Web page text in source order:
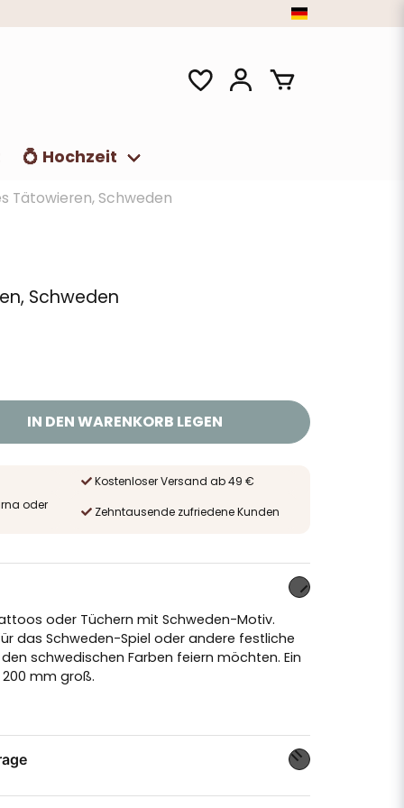
💍 Hochzeit
Tätowieren, Schweden
Schweden
IN DEN WARENKORB LEGEN
Kostenloser Versand ab 49 €
oder
Zehntausende zufriedene Kunden
oder Tüchern mit Schweden-Motiv.
das Schweden-Spiel oder andere festliche
schwedischen Farben feiern möchten. Ein
mm groß.